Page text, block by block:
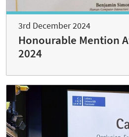
3rd December 2024
Honourable Mention
2024